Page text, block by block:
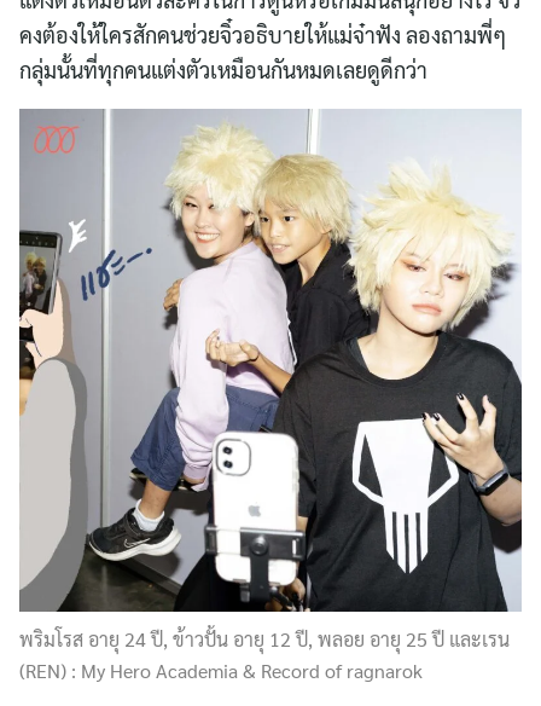
คงต้องให้ใครสักคนช่วยจิ๋วอธิบายให้แม่จ๋าฟัง ลองถามพี่ๆ
กลุ่มนั้นที่ทุกคนแต่งตัวเหมือนกันหมดเลยดูดีกว่า
พริมโรส อายุ 24 ปี, ข้าวปั้น อายุ 12 ปี, พลอย อายุ 25 ปี และเรน
(REN) : My Hero Academia & Record of ragnarok